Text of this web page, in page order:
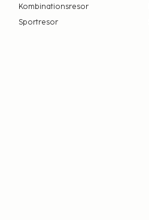
Kombinationsresor
Sportresor